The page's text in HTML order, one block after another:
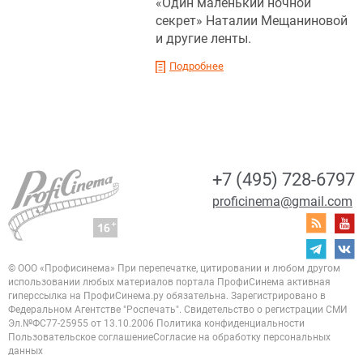
секрет» Наталии Мещаниновой
и другие ленты.
Подробнее
+7 (495) 728-6797
proficinema@gmail.com
© ООО «Профисинема» При перепечатке, цитировании и любом другом
использовании любых материалов портала ПрофиСинема активная
гиперссылка на ПрофиСинема.ру обязательна. Зарегистрировано в
Федеральном Агентстве "Роспечать". Свидетельство о регистрации СМИ
Эл.№ФС77-25955 от 13.10.2006 Политика конфиденциальности
Пользовательское соглашениеСогласие на обработку персональных
данных